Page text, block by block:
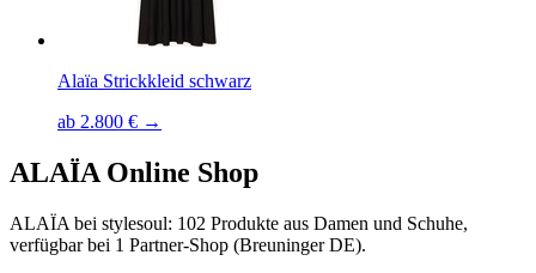
Alaïa Strickkleid schwarz
ab 2.800 € →
ALAÏA Online Shop
ALAÏA bei stylesoul: 102 Produkte aus Damen und Schuhe,
verfügbar bei 1 Partner-Shop (Breuninger DE).